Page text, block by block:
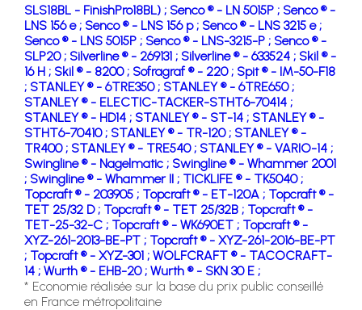
SLS18BL - FinishPro18BL) ; Senco ® - LN 5015P ; Senco ® -
LNS 156 e ; Senco ® - LNS 156 p ; Senco ® - LNS 3215 e ;
Senco ® - LNS 5015P ; Senco ® - LNS-3215-P ; Senco ® -
SLP20 ; Silverline ® - 269131 ; Silverline ® - 633524 ; Skil ® -
16 H ; Skil ® - 8200 ; Sofragraf ® - 220 ; Spit ® - IM-50-F18
; STANLEY ® - 6TRE350 ; STANLEY ® - 6TRE650 ;
STANLEY ® - ELECTIC-TACKER-STHT6-70414 ;
STANLEY ® - HD14 ; STANLEY ® - ST-14 ; STANLEY ® -
STHT6-70410 ; STANLEY ® - TR-120 ; STANLEY ® -
TR400 ; STANLEY ® - TRE540 ; STANLEY ® - VARIO-14 ;
Swingline ® - Nagelmatic ; Swingline ® - Whammer 2001
; Swingline ® - Whammer II ; TICKLIFE ® - TK5040 ;
Topcraft ® - 203905 ; Topcraft ® - ET-120A ; Topcraft ® -
TET 25/32 D ; Topcraft ® - TET 25/32B ; Topcraft ® -
TET-25-32-C ; Topcraft ® - WK690ET ; Topcraft ® -
XYZ-261-2013-BE-PT ; Topcraft ® - XYZ-261-2016-BE-PT
; Topcraft ® - XYZ-301 ; WOLFCRAFT ® - TACOCRAFT-
14 ; Wurth ® - EHB-20 ; Wurth ® - SKN 30 E ;
* Economie réalisée sur la base du prix public conseillé
en France métropolitaine